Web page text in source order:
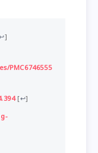
]
PMC6746555
[↩]